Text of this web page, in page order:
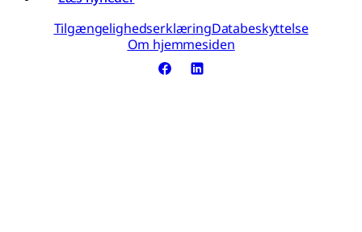
TilgængelighedserklæringDatabeskyttelse
Om hjemmesiden